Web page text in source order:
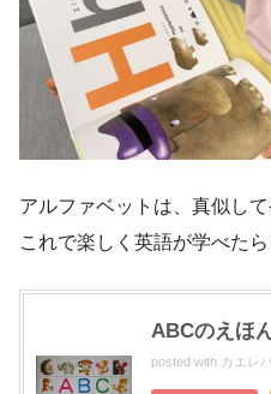
アルファベットは、真似して
これで楽しく英語が学べた
ABCのえほ
posted with カエレ